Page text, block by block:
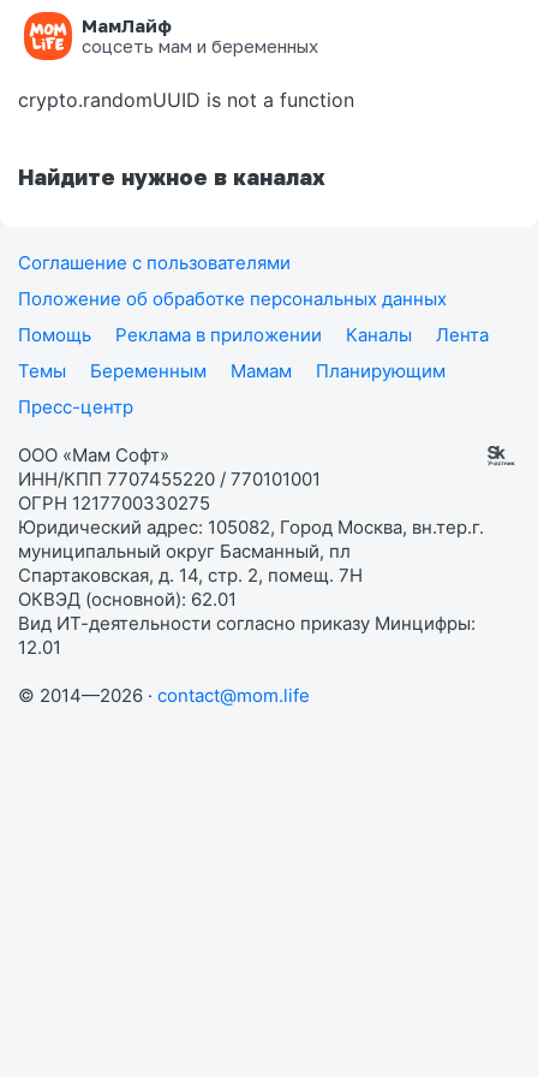
МамЛайф
соцсеть мам и беременных
Ошибка на странице
crypto.randomUUID is not a function
Найдите нужное в каналах
Соглашение с пользователями
Положение об обработке персональных данных
Помощь
Реклама в приложении Каналы
Лента
Темы
Беременным Мамам
Планирующим
Пресс-центр
ООО «Мам Софт»
ИНН/КПП 7707455220 / 770101001
ОГРН 1217700330275
Юридический адрес: 105082, Город Москва, вн.тер.г.
муниципальный округ Басманный, пл
Спартаковская, д. 14, стр. 2, помещ. 7Н
ОКВЭД (основной): 62.01
Вид ИТ-деятельности согласно приказу Минцифры:
12.01
© 2014—2026 · contact@mom.life